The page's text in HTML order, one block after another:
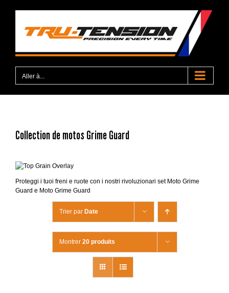
Aller à...
Collection de motos Grime Guard
Proteggi i tuoi freni e ruote con i nostri rivoluzionari set Moto Grime
Guard e Moto Grime Guard
Trier par Date
Montrer 20 produits